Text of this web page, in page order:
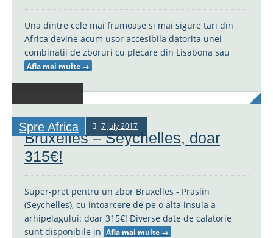
Una dintre cele mai frumoase si mai sigure tari din
Africa devine acum usor accesibila datorita unei
combinatii de zboruri cu plecare din Lisabona sau
Afla mai multe →
Spre Africa 7 July 2017
Bruxelles – Seychelles, doar
315€!
Super-pret pentru un zbor Bruxelles - Praslin
(Seychelles), cu intoarcere de pe o alta insula a
arhipelagului: doar 315€! Diverse date de calatorie
sunt disponibile in Afla mai multe →